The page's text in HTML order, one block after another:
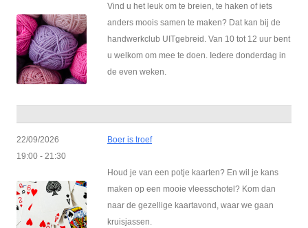
Vind u het leuk om te breien, te haken of iets
anders moois samen te maken? Dat kan bij de
handwerkclub UITgebreid. Van 10 tot 12 uur bent
u welkom om mee te doen. Iedere donderdag in
de even weken.
22/09/2026
19:00 - 21:30
Boer is troef
Houd je van een potje kaarten? En wil je kans
maken op een mooie vleesschotel? Kom dan
naar de gezellige kaartavond, waar we gaan
kruisjassen.